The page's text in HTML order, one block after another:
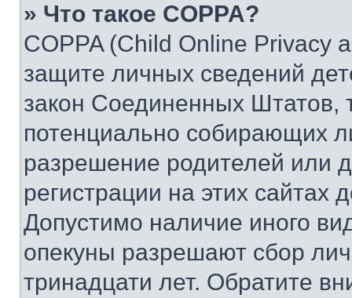
» Что такое COPPA?
COPPA (Child Online Privacy
защите личных сведений
закон Соединенных Штатов,
потенциально собирающих
разрешение родителей или
регистрации на этих сайтах
Допустимо наличие иного
опекуны разрешают сбор
тринадцати лет. Обратите